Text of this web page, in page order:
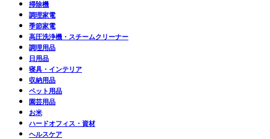
掃除機
調理家電
季節家電
高圧洗浄機・スチームクリーナー
調理用品
日用品
寝具・インテリア
収納用品
ペット用品
園芸用品
お米
ハードオフィス・資材
ヘルスケア